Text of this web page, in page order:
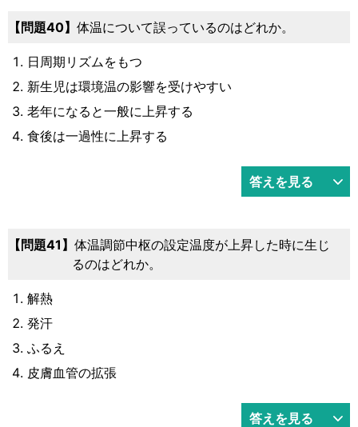
40 体温について誤っているのはどれか。
日周期リズムをもつ
新生児は環境温の影響を受けやすい
老年になると一般に上昇する
食後は一過性に上昇する
答えを見る
41
体温調節中枢の設定温度が上昇した時に生じ
るのはどれか。
解熱
発汗
ふるえ
皮膚血管の拡張
答えを見る